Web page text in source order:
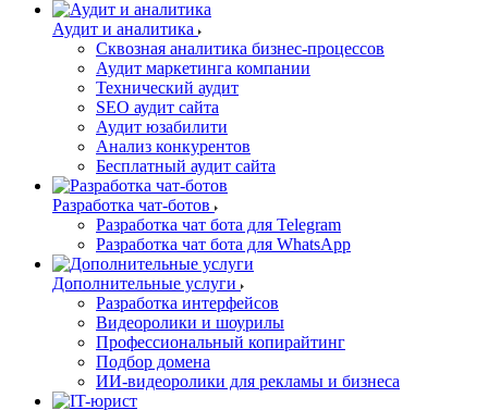
Аудит и аналитика
Сквозная аналитика бизнес-процессов
Аудит маркетинга компании
Технический аудит
SEO аудит сайта
Аудит юзабилити
Анализ конкурентов
Бесплатный аудит сайта
Разработка чат-ботов
Разработка чат бота для Telegram
Разработка чат бота для WhatsApp
Дополнительные услуги
Разработка интерфейсов
Видеоролики и шоурилы
Профессиональный копирайтинг
Подбор домена
ИИ-видеоролики для рекламы и бизнеса